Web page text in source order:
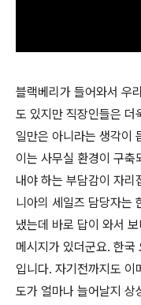
블랙베리가 들어와서 우
도 있지만 직장인들은 더
일만은 아니라는 생각이
이는 사무실 환경이 구축
내야 하는 부담감이 자리
니아의 세일즈 담당자는
냈는데 바로 답이 와서
메시지가 있더군요. 한국
입니다. 자기전까지도
도가 얼마나 늘어날지 상